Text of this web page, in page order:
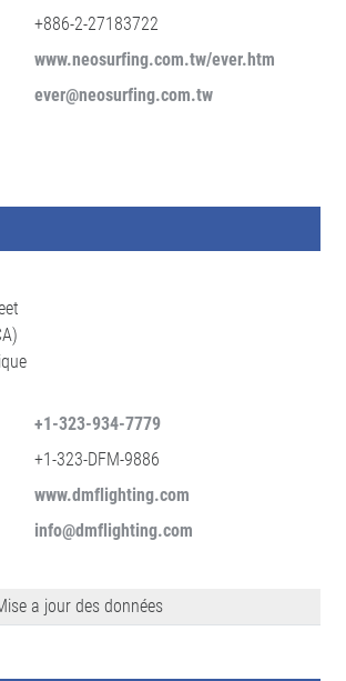
+886-2-27183722
www.neosurfing.com.tw/ever.htm
ever@neosurfing.com.tw
+1-323-934-7779
+1-323-DFM-9886
www.dmflighting.com
info@dmflighting.com
a jour des données